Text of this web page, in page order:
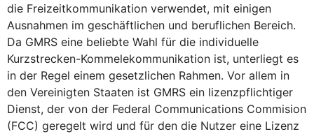
die Freizeitkommunikation verwendet, mit einigen
Ausnahmen im geschäftlichen und beruflichen Bereich.
Da GMRS eine beliebte Wahl für die individuelle
Kurzstrecken-Kommelekommunikation ist, unterliegt es
in der Regel einem gesetzlichen Rahmen. Vor allem in
den Vereinigten Staaten ist GMRS ein lizenzpflichtiger
Dienst, der von der Federal Communications Commision
(FCC) geregelt wird und für den die Nutzer eine Lizenz